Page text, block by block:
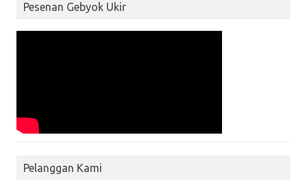
Pesenan Gebyok Ukir
Pelanggan Kami